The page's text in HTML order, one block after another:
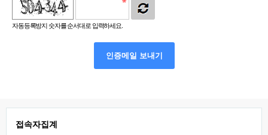
자동등록방지 숫자를 순서대로 입력하세요.
인증메일 보내기
접속자집계